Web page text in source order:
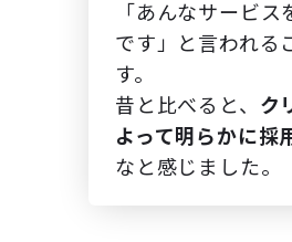
「あんなサービ
です」と言われる
す。
昔と比べると、 ク
よって明らかに採
なと感じました。